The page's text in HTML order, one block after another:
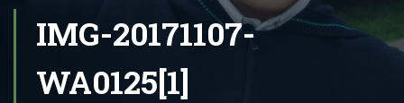
IMG-20171107-
WA0125[1]